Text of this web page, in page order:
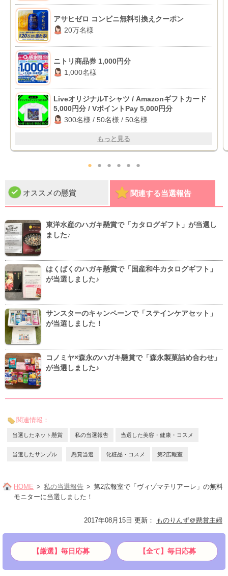
アサヒゼロ コンビニ無料引換えクーポン
20万名様
ニトリ商品券 1,000円分
1,000名様
LiveオリジナルTシャツ / Amazonギフトカード
5,000円分 / VポイントPay 5,000円分
300名様 / 50名様 / 50名様
もっと見る
● ● ● ● ● ●
オススメの懸賞 関連する当選報告
東洋水産のハガキ懸賞で「カタログギフト」が当選し
ました♪
はくばくのハガキ懸賞で「国産和牛カタログギフト」
が当選しました♪
サンスターのキャンペーンで「ステインケアセット」
が当選しました！
コノミヤ×森永のハガキ懸賞で「森永製菓詰め合わせ」
が当選しました♪
関連情報：
当選したネット懸賞 私の当選報告 当選した美容・健康・コスメ
当選したサンプル 懸賞当選 化粧品・コスメ 第2広報室
HOME 私の当選報告
第2広報室で「ヴィゾマテリアーレ」の無料
モニターに当選しました！
2017年08月15日 更新 ： ものりんず＠懸賞主婦
【厳選】毎日応募 【全て】毎日応募